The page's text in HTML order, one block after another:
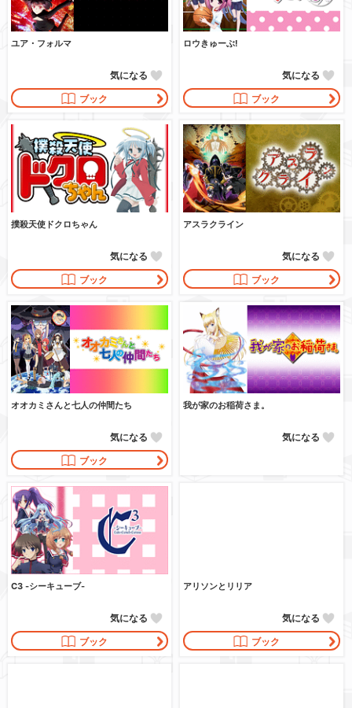
ユア・フォルマ
ブック
気になる
ロウきゅーぶ!
ブック
気になる
撲殺天使ドクロちゃん
ブック
気になる
アスラクライン
ブック
気になる
オオカミさんと七人の仲間たち
ブック
気になる
我が家のお稲荷さま。
気になる
C3 -シーキューブ-
ブック
気になる
アリソンとリリア
ブック
気になる